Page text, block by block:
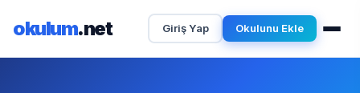
okulum.net Giriş Yap Okulunu Ekle